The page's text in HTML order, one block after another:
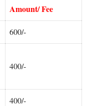
Amount/ Fee
600/-
400/-
400/-